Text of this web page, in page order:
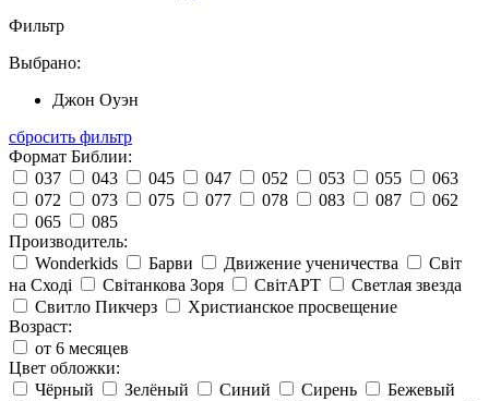
Фильтр
Выбрано:
Джон Оуэн
сбросить фильтр
Формат Библии:
037
043 045 047 052 053 055
063
072
073 075 077 078 083 087
062
065
085
Производитель:
Wonderkids
Барви Движение ученичества
Світ
на Сході
Світанкова Зоря СвітАРТ
Светлая звезда
Свитло Пикчерз
Христианское просвещение
Возраст:
от 6 месяцев
Цвет обложки:
Чёрный
Зелёный Синий Сирень
Бежевый